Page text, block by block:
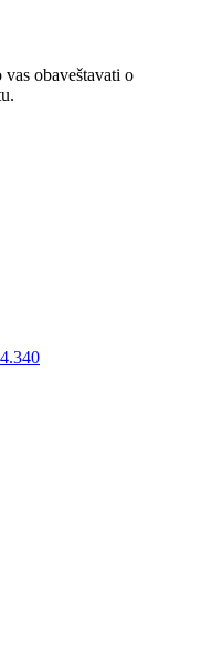
vas obaveštavati o